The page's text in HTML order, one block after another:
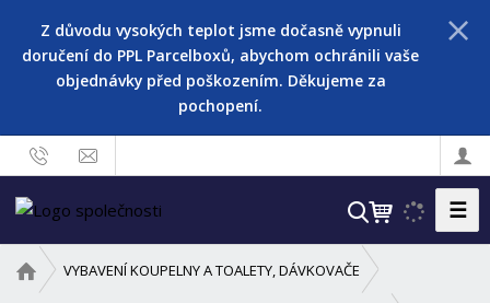
Z důvodu vysokých teplot jsme dočasně vypnuli
doručení do PPL Parcelboxů, abychom ochránili vaše
objednávky před poškozením. Děkujeme za
pochopení.
V
h
l
☰
v
VYBAVENÍ KOUPELNY A TOALETY, DÁVKOVAČE